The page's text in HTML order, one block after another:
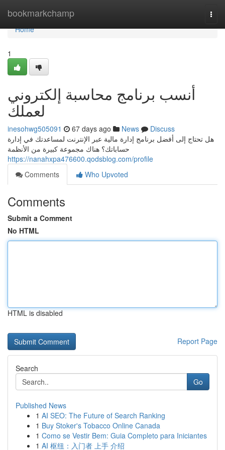
bookmarkchamp
Home
Home
1
أنسب برنامج محاسبة إلكتروني
لعملك
inesohwg505091 67 days ago News
Discuss
هل تحتاج إلى أفضل برنامج إدارة مالية عبر الإنترنت لمساعدتك في إدارة
حساباتك؟ هناك مجموعة كبيرة من الأنظمة
https://nanahxpa476600.qodsblog.com/profile
Comments
Who Upvoted
Comments
Submit a Comment
No HTML
HTML is disabled
Report Page
Search
Go
Published News
1 AI SEO: The Future of Search Ranking
1 Buy Stoker's Tobacco Online Canada
1 Como se Vestir Bem: Guia Completo para Iniciantes
1 AI 枢纽：入门者 上手 介绍